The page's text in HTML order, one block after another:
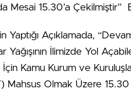
Mesai 15.30’a Çekilmiştir”
Yaptığı Açıklamada,
Yağışının İlimizde Yol
İçin Kamu Kurum ve
Mahsus Olmak Üzere